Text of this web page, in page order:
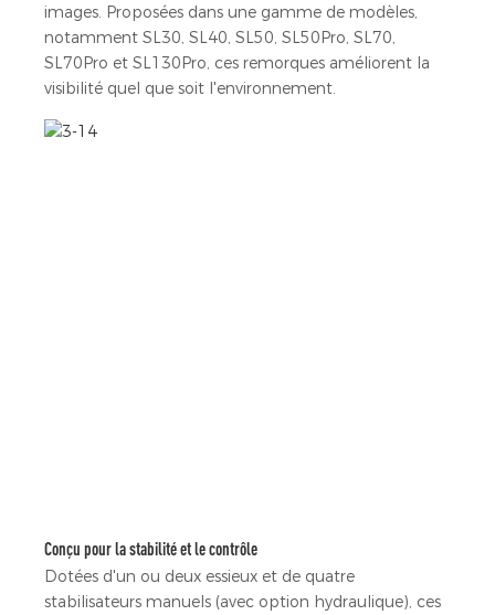
images. Proposées dans une gamme de modèles,
notamment SL30, SL40, SL50, SL50Pro, SL70,
SL70Pro et SL130Pro, ces remorques améliorent la
visibilité quel que soit l'environnement.
Conçu pour la stabilité et le contrôle
Dotées d'un ou deux essieux et de quatre
stabilisateurs manuels (avec option hydraulique), ces